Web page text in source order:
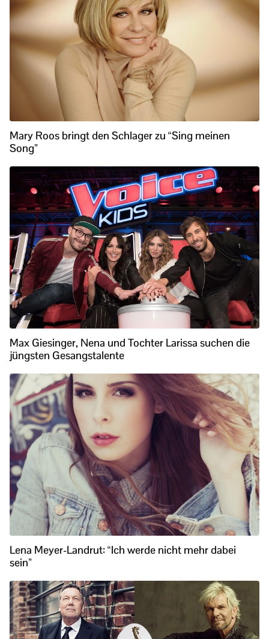
Mary Roos bringt den Schlager zu “Sing meinen
Song”
Max Giesinger, Nena und Tochter Larissa suchen die
jüngsten Gesangstalente
Lena Meyer-Landrut: “Ich werde nicht mehr dabei
sein”